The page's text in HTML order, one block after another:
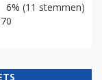
6% (11 stemmen)